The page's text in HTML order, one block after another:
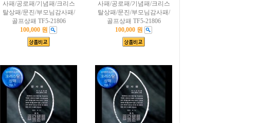
사패/공로패/기념패/크리스
탈상패/문진/부모님감사패/
골프상패 TF5-21806
100,000 원
사패/공로패/기념패/크리스
탈상패/문진/부모님감사패/
골프상패 TF5-21806
100,000 원